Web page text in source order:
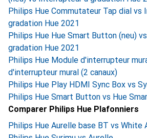
Philips Hue Commutateur Tap dial vs
gradation Hue 2021
Philips Hue Hue Smart Button (neu)
gradation Hue 2021
Philips Hue Module d'interrupteur
d'interrupteur mural (2 canaux)
Philips Hue Play HDMI Sync Box vs
Philips Hue Smart Button vs Hue
Comparer Philips Hue Plafonniers
Philips Hue Aurelle base BT vs White